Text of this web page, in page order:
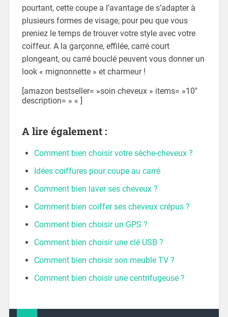
pourtant, cette coupe a l’avantage de s’adapter à
plusieurs formes de visage, pour peu que vous
preniez le temps de trouver votre style avec votre
coiffeur. A la garçonne, effilée, carré court
plongeant, ou carré bouclé peuvent vous donner un
look « mignonnette » et charmeur !
[amazon bestseller= »soin cheveux » items= »10″
description= » « ]
A lire également :
Comment bien choisir votre sèche-cheveux ?
Idées coiffures pour coupe au carré
Comment bien laver ses cheveux ?
Comment bien coiffer ses cheveux crépus ?
Comment bien choisir un GPS ?
Comment bien choisir une clé USB ?
Comment bien choisir son meuble TV ?
Comment bien choisir une centrifugeuse ?